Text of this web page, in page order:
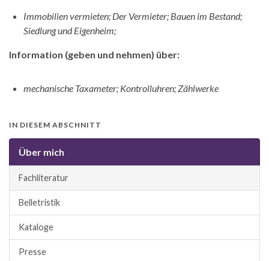
Immobilien vermieten; Der Vermieter; Bauen im Bestand;
Siedlung und Eigenheim;
Information (geben und nehmen) über:
mechanische Taxameter; Kontrolluhren; Zählwerke
IN DIESEM ABSCHNITT
Über mich
Fachliteratur
Belletristik
Kataloge
Presse